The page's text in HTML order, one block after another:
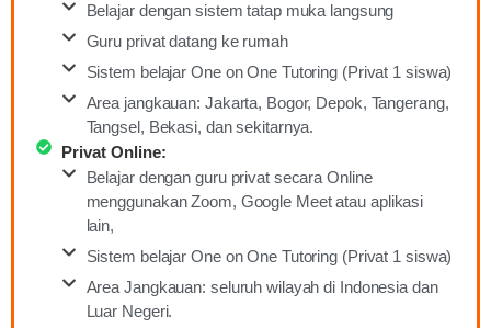
Belajar dengan sistem tatap muka langsung
Guru privat datang ke rumah
Sistem belajar One on One Tutoring (Privat 1 siswa)
Area jangkauan: Jakarta, Bogor, Depok, Tangerang,
Tangsel, Bekasi, dan sekitarnya.
Privat Online:
Belajar dengan guru privat secara Online
menggunakan Zoom, Google Meet atau aplikasi
lain,
Sistem belajar One on One Tutoring (Privat 1 siswa)
Area Jangkauan: seluruh wilayah di Indonesia dan
Luar Negeri.